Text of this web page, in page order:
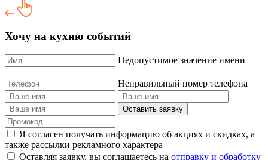
Хочу на кухню событий
Недопустимое значение имени
Неправильный номер телефона
Оставить заявку
Я согласен получать информацию об акциях и скидках, а
также рассылки рекламного характера
Оставляя заявку, вы соглашаетесь на отправку и обработку